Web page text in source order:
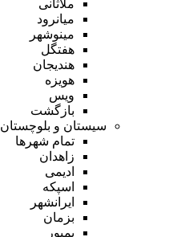
ملاثانی
میانرود
مینوشهر
هفتگل
هندیجان
هویزه
ویس
بازگشت
سیستان و بلوچستان
تمام شهر‌ها
زاهدان
ادیمی
اسپکه
ایرانشهر
بزمان
بمپور